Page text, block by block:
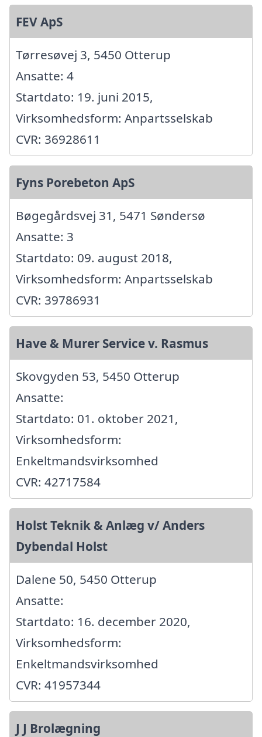
FEV ApS
Tørresøvej 3, 5450 Otterup
Ansatte: 4
Startdato: 19. juni 2015,
Virksomhedsform: Anpartsselskab
CVR: 36928611
Fyns Porebeton ApS
Bøgegårdsvej 31, 5471 Søndersø
Ansatte: 3
Startdato: 09. august 2018,
Virksomhedsform: Anpartsselskab
CVR: 39786931
Have & Murer Service v. Rasmus
Skovgyden 53, 5450 Otterup
Ansatte:
Startdato: 01. oktober 2021,
Virksomhedsform:
Enkeltmandsvirksomhed
CVR: 42717584
Holst Teknik & Anlæg v/ Anders
Dybendal Holst
Dalene 50, 5450 Otterup
Ansatte:
Startdato: 16. december 2020,
Virksomhedsform:
Enkeltmandsvirksomhed
CVR: 41957344
J J Brolægning